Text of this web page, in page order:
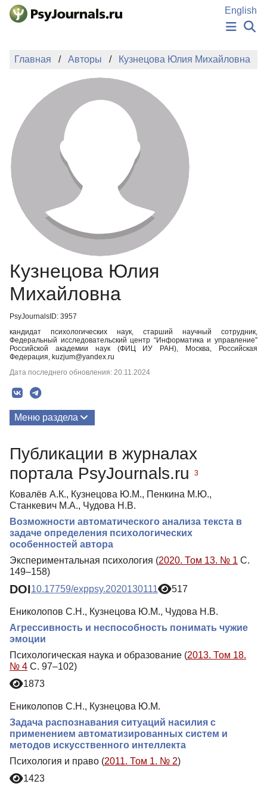
Перейти к основному содержанию
English
НОВОСТИ
АВТОРЫ
ПОДАТЬ РУКОПИСЬ
БАЗА ЗНАНИЙ
КЛЮЧЕВЫЕ СЛОВА
Регистрация
Главная Авторы Кузнецова Юлия Михайловна
Кузнецова Юлия
Михайловна
PsyJournalsID: 3957
кандидат психологических наук, старший научный сотрудник,
Федеральный исследовательский центр “Информатика и управление”
Российской академии наук (ФИЦ ИУ РАН), Москва, Российская
Федерация, kuzjum@yandex.ru
Дата последнего обновления: 20.11.2024
Меню раздела
Публикации в журналах
портала PsyJournals.ru
3
Ковалёв А.К., Кузнецова Ю.М., Пенкина М.Ю.,
Станкевич М.А., Чудова Н.В.
Возможности автоматического анализа текста в
задаче определения психологических
особенностей автора
Экспериментальная психология (2020. Том 13. № 1 С.
149–158)
DOI10.17759/exppsy.2020130111 517
Ениколопов С.Н., Кузнецова Ю.М., Чудова Н.В.
Агрессивность и неспособность понимать чужие
эмоции
Психологическая наука и образование (2013. Том 18.
№ 4 С. 97–102)
1873
Ениколопов С.Н., Кузнецова Ю.М.
Задача распознавания ситуаций насилия с
применением автоматизированных систем и
методов искусственного интеллекта
Психология и право (2011. Том 1. № 2)
1423